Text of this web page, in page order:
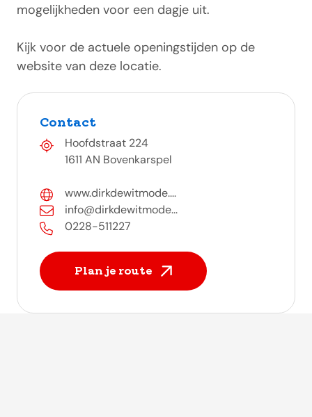
mogelijkheden voor een dagje uit.
Kijk voor de actuele openingstijden op de
website van deze locatie.
Contact
Hoofdstraat 224
1611 AN Bovenkarspel
www.dirkdewitmode....
info@dirkdewitmode...
0228-511227
Plan je route